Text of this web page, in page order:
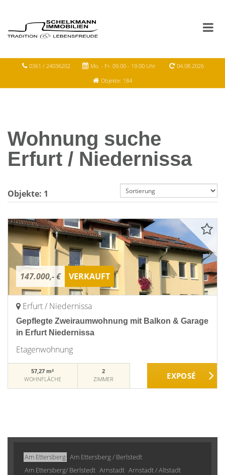
0361 / 24036202 Mo. - Fr. 09.00 - 19.00 Uhr
04.08.2026
Objekte: 184
Wohnung suche
Erfurt / Niedernissa
Objekte: 1
147.000,- € VERKAUFT
Erfurt / Niedernissa
Gepflegte Zweiraumwohnung mit Balkon & Garage
in Erfurt Niedernissa
Etagenwohnung
57,27 m²
WOHNFLÄCHE
2
ZIMMER
Am Ettersberg Am Ettersberg / Berlstedt
Am Ettersberg/ Berlstedt Arnstadt Arnstadt / Altstadt